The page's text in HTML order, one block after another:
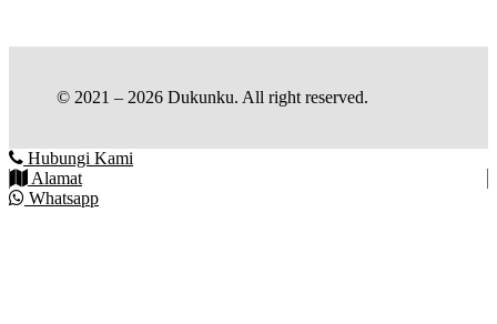
© 2021 – 2026 Dukunku. All right reserved.
Hubungi Kami
Alamat
Whatsapp